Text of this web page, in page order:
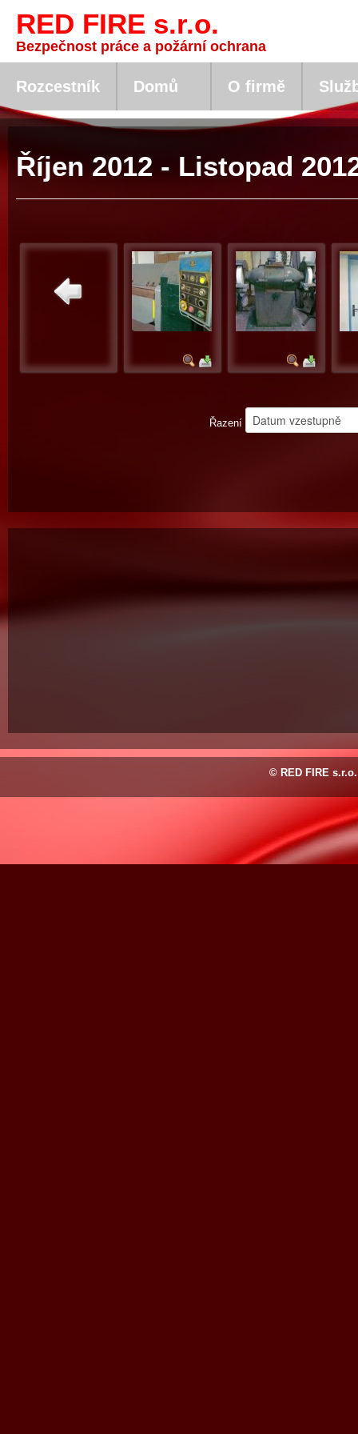
RED FIRE s.r.o.
Bezpečnost práce a požární ochrana
Rozcestník Domů O firmě
Říjen 2012 - Listopad
Řazení
© RED FIRE